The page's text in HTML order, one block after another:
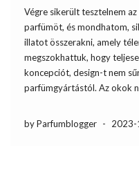
Végre sikerült tesztelnem
parfümöt, és mondhatom,
illatot összerakni, amely
megszokhattuk, hogy
koncepciót, design-t nem
parfümgyártástól. Az okok
by Parfumblogger -